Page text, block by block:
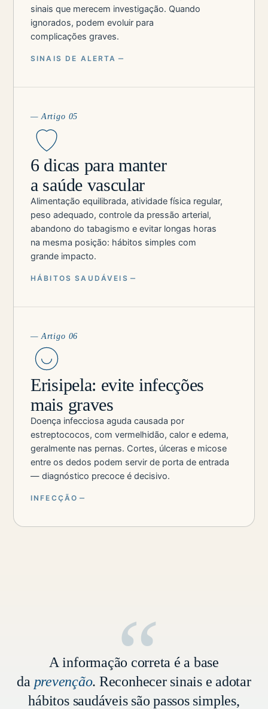
sinais que merecem investigação. Quando
ignorados, podem evoluir para
complicações graves.
SINAIS DE ALERTA
— Artigo 05
6 dicas para manter
a saúde vascular
Alimentação equilibrada, atividade física regular,
peso adequado, controle da pressão arterial,
abandono do tabagismo e evitar longas horas
na mesma posição: hábitos simples com
grande impacto.
HÁBITOS SAUDÁVEIS
— Artigo 06
Erisipela: evite infecções
mais graves
Doença infecciosa aguda causada por
estreptococos, com vermelhidão, calor e edema,
geralmente nas pernas. Cortes, úlceras e micose
entre os dedos podem servir de porta de entrada
— diagnóstico precoce é decisivo.
INFECÇÃO
“
A informação correta é a base
da prevenção. Reconhecer sinais e adotar
hábitos saudáveis são passos simples,